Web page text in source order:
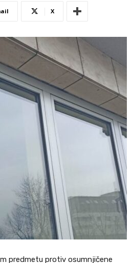
X
predmetu protiv osumnjičene